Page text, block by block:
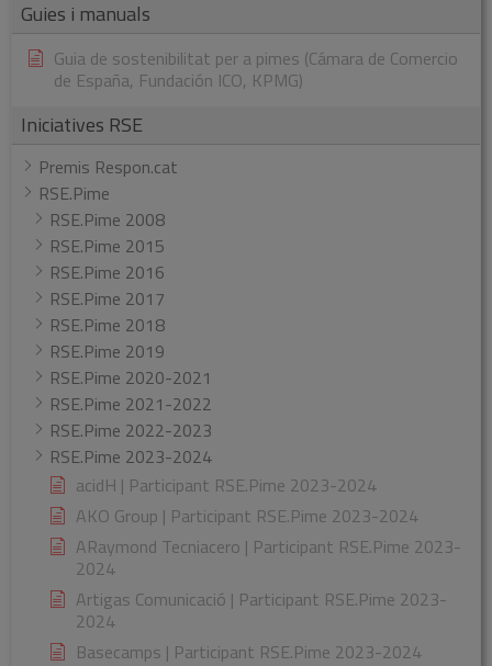
Guies i manuals
Guia de sostenibilitat per a pimes (Cámara de Comercio
de España, Fundación ICO, KPMG)
Iniciatives RSE
Premis Respon.cat
RSE.Pime
RSE.Pime 2008
RSE.Pime 2015
RSE.Pime 2016
RSE.Pime 2017
RSE.Pime 2018
RSE.Pime 2019
RSE.Pime 2020-2021
RSE.Pime 2021-2022
RSE.Pime 2022-2023
RSE.Pime 2023-2024
acidH | Participant RSE.Pime 2023-2024
AKO Group | Participant RSE.Pime 2023-2024
ARaymond Tecniacero | Participant RSE.Pime 2023-
2024
Artigas Comunicació | Participant RSE.Pime 2023-
2024
Basecamps | Participant RSE.Pime 2023-2024